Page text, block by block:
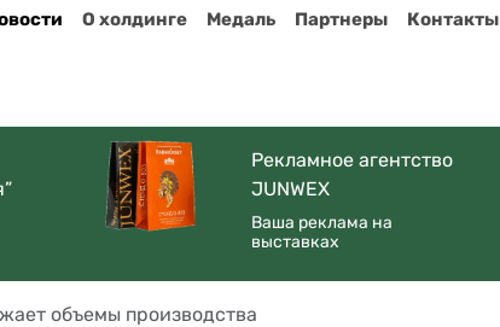
О холдинге Медаль Партнеры Контакты
Рекламное агентство
JUNWEX
Ваша реклама на
выставках
объемы производства